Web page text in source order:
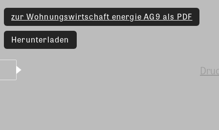
zur Wohnungswirtschaft energie AG9 als PDF
Herunterladen